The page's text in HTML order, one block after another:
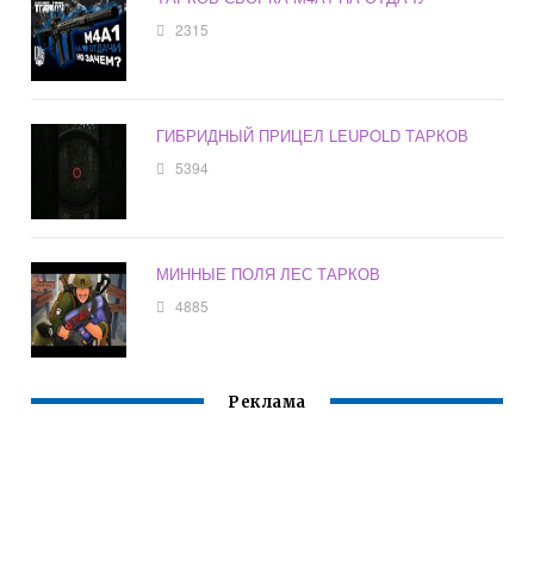
2315
ГИБРИДНЫЙ ПРИЦЕЛ LEUPOLD ТАРКОВ
5394
МИННЫЕ ПОЛЯ ЛЕС ТАРКОВ
4885
Реклама